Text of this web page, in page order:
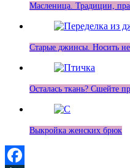
Масленица. Традиции,
Старые джинсы. Носить
Осталась ткань? Сшейте
Выкройка женских брюк